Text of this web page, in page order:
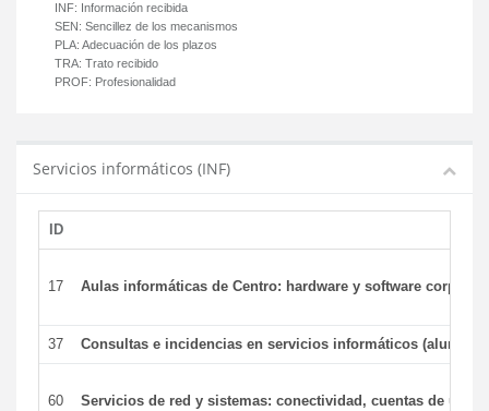
INF: Información recibida
SEN: Sencillez de los mecanismos
PLA: Adecuación de los plazos
TRA: Trato recibido
PROF: Profesionalidad
Servicios informáticos (INF)
ID
17 Aulas informáticas de Centro: hardware y software
37 Consultas e incidencias en servicios informáticos (alumnos)
60 Servicios de red y sistemas: conectividad, cuentas de